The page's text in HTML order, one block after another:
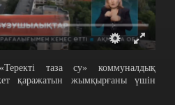
таза су» коммуналдық
қаражатын жымқырғаны үшін